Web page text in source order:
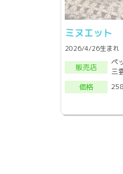
ミヌエット
2026/4/26生まれ
販売店
ペ
三
価格